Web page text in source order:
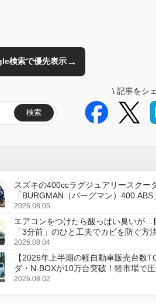
検索で優先表示→
検索
\ 記事をシ
スズキの400ccラグジュアリースクー
「BURGMAN（バーグマン）400 ABS
更し、8月18日に発売
2026.08.05
エアコンをつけたら酸っぱい臭いが…
「3分前」のひと工夫でカビを防ぐ方
2026.08.04
【2026年上半期の軽自動車販売台数
ダ・N-BOXが10万台突破！軽市場で
2026.08.02